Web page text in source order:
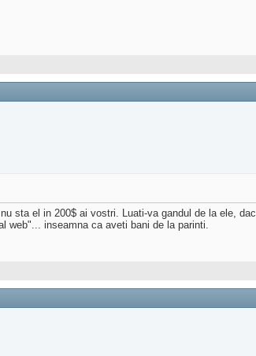
sta el in 200$ ai vostri. Luati-va gandul de la ele,
web"... inseamna ca aveti bani de la parinti.